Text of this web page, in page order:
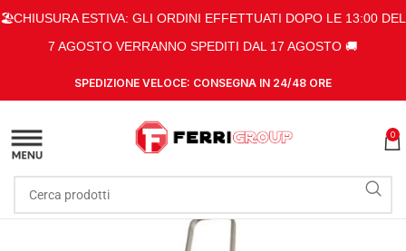
🏖️CHIUSURA ESTIVA: GLI ORDINI EFFETTUATI DOPO LE 13:00 DEL
7 AGOSTO VERRANNO SPEDITI DAL 17 AGOSTO 🚚
SPEDIZIONE VELOCE: CONSEGNA IN 24/48 ORE
0